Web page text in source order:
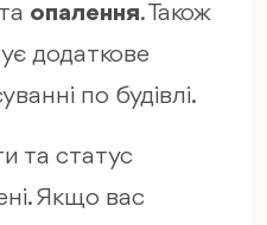
та опалення. Також
додаткове
по будівлі.
та статус
Якщо вас